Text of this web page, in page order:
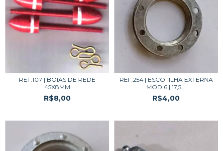
REF.107 | BOIAS DE REDE
45X8MM
R$8,00
REF.254 | ESCOTILHA EXTERNA
MOD.6 | 17,5...
R$4,00